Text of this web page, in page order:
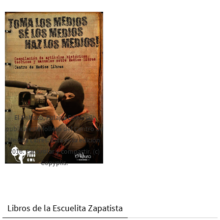
El Rebozo, Palapa Editorial,
publica este folleto del Centro de
Medios Libres. Esta es la edición
2016. Para rolar y compartir. (c)
Copyplis.
Libros de la Escuelita Zapatista